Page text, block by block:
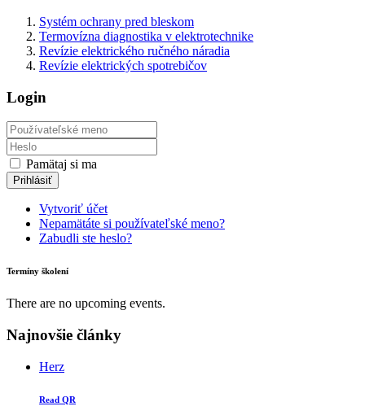
Systém ochrany pred bleskom
Termovízna diagnostika v elektrotechnike
Revízie elektrického ručného náradia
Revízie elektrických spotrebičov
Login
meno
Pamätaj si ma
Prihlásiť
Vytvoriť účet
Nepamätáte si používateľské meno?
Zabudli ste heslo?
Termíny školení
There are no upcoming events.
Najnovšie články
Herz
Read QR